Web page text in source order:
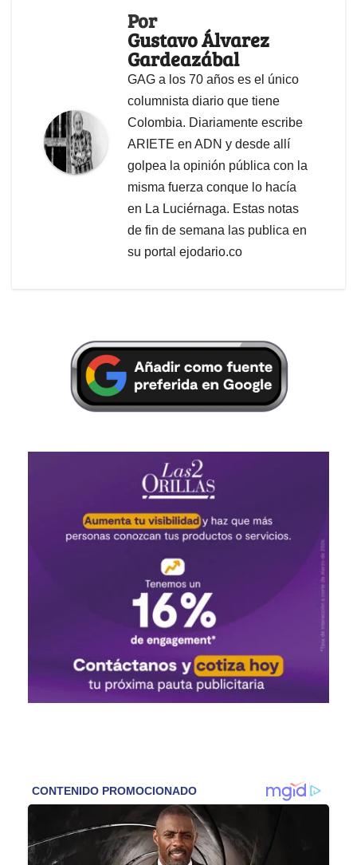
Por
Gustavo Álvarez
Gardeazábal
GAG a los 70 años es el único
columnista diario que tiene
Colombia. Diariamente escribe
ARIETE en ADN y desde allí
golpea la opinión pública con la
misma fuerza conque lo hacía
en La Luciérnaga. Estas notas
de fin de semana las publica en
su portal ejodario.co